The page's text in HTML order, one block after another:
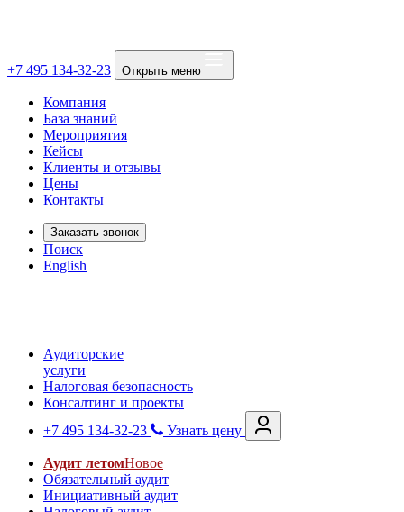
+7 495 134-32-23 Открыть меню
Компания
База знаний
Мероприятия
Кейсы
Клиенты и отзывы
Цены
Контакты
Заказать звонок
Поиск
English
Аудиторские
услуги
Налоговая безопасность
Консалтинг и проекты
+7 495 134-32-23
Узнать цену
Аудит летомНовое
Обязательный аудит
Инициативный аудит